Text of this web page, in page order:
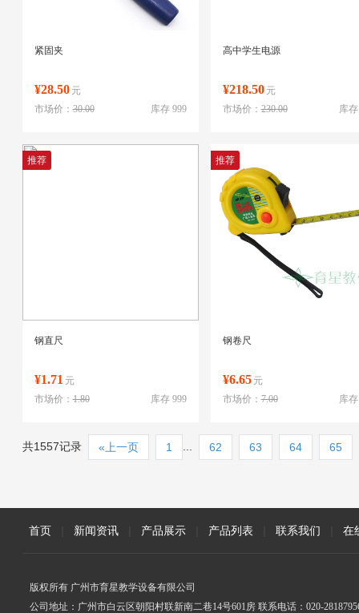
紧固夹
¥28.50 元
库存 999
市场价：30.00
高中学生电源
¥218.50 元
库
市场价：230.00
推荐
钢直尺
¥1.71 元
库存 999
市场价：1.80
推荐
钢卷尺
¥6.65 元
库
市场价：7.00
共1557记录 «上一页 1 62 63 64 65
首页 新闻资讯 产品展示 产品列表 联系我们 在
版权所有 广州市育星教学设备有限公司
公司地址：广州市白云区朝阳村联新南二巷14号601房 联系电话：020-